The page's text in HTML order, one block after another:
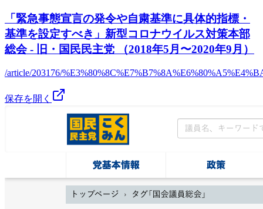
「緊急事態宣言の発令や自粛基準に具体的指標・
基準を設定すべき」新型コロナウイルス対策本部
総会 - 旧・国民民主党 （2018年5月〜2020年9月）
/article/203176/
保存を開く